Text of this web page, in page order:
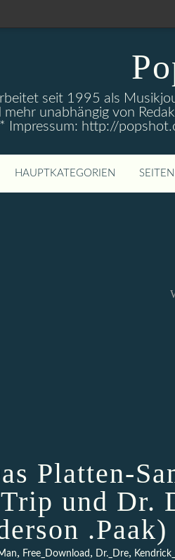
seit 1995 als
mehr unabhängig von
Impressum: http://
HAUPTKATEGORIEN SEITEN
Platten-
und Dr.
.Paak)
, Free_Download , Dr._Dre,